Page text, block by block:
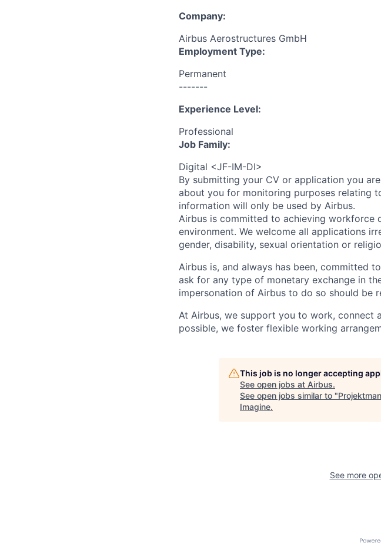
Company:
Airbus Aerostructures GmbH
Employment Type:
Permanent
-------
Experience Level:
Professional
Job Family:
Digital <JF-IM-DI>
By submitting your CV or application you
about you for monitoring purposes relating
information will only be used by Airbus.
Airbus is committed to achieving workforce
environment. We welcome all applications
gender, disability, sexual orientation or
Airbus is, and always has been, committed
ask for any type of monetary exchange in
impersonation of Airbus to do so should be
At Airbus, we support you to work, connect
possible, we foster flexible working
This job is no longer accepting
See open jobs at Airbus.
See open jobs similar to "
Imagine.
See more